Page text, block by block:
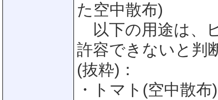
た空中散布)
以下の用途は、
許容できないと判
(抜粋)：
・トマト(空中散布)